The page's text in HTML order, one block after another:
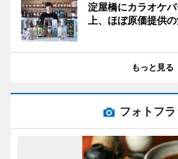
淀屋橋にカラオケ
上、ほぼ原価提供
もっと見る
フォトフ